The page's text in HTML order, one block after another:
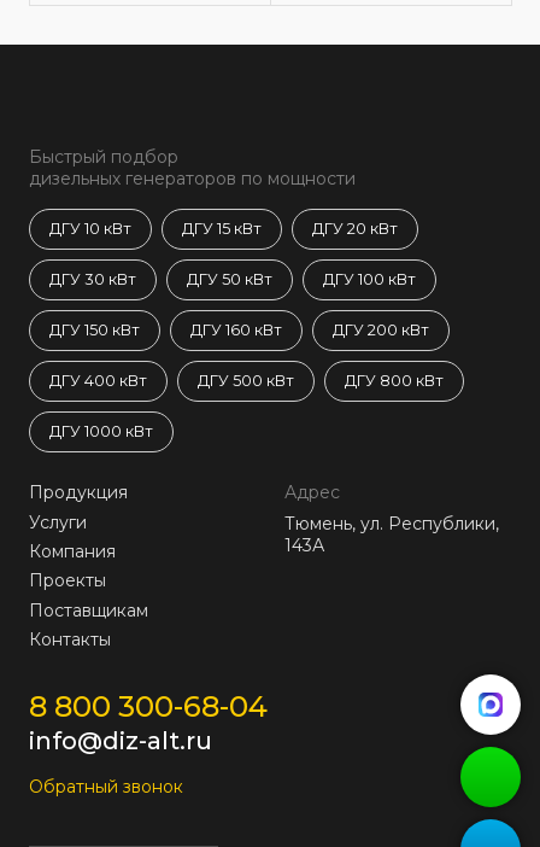
Быстрый подбор
дизельных генераторов по мощности
ДГУ 10 кВт ДГУ 15 кВт ДГУ 20 кВт
ДГУ 30 кВт ДГУ 50 кВт ДГУ 100 кВт
ДГУ 150 кВт ДГУ 160 кВт ДГУ 200 кВт
ДГУ 400 кВт ДГУ 500 кВт ДГУ 800 кВт
ДГУ 1000 кВт
Продукция
Услуги
Компания
Проекты
Поставщикам
Контакты
Адрес
Тюмень, ул. Республики,
143А
8 800 300-68-04
info@diz-alt.ru
Обратный звонок